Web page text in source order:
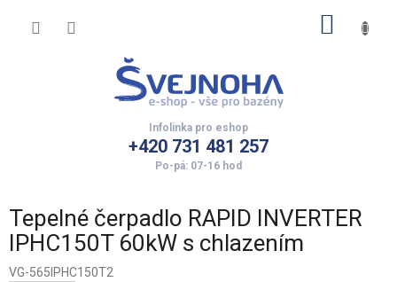
+420 731 481 257
Tepelné čerpadlo RAPID INVERTER
IPHC150T 60kW s chlazením
VG-565IPHC150T2